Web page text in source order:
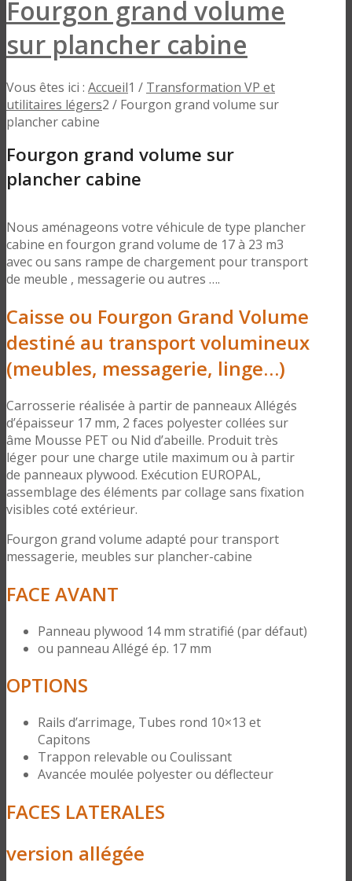
Fourgon grand volume
sur plancher cabine
Vous êtes ici : Accueil1 / Transformation VP et
utilitaires légers2 / Fourgon grand volume sur
plancher cabine
Fourgon grand volume sur
plancher cabine
Nous aménageons votre véhicule de type plancher
cabine en fourgon grand volume de 17 à 23 m3
avec ou sans rampe de chargement pour transport
de meuble , messagerie ou autres ….
Caisse ou Fourgon Grand Volume
destiné au transport volumineux
(meubles, messagerie, linge…)
Carrosserie réalisée à partir de panneaux Allégés
d’épaisseur 17 mm, 2 faces polyester collées sur
âme Mousse PET ou Nid d’abeille. Produit très
léger pour une charge utile maximum ou à partir
de panneaux plywood. Exécution EUROPAL,
assemblage des éléments par collage sans fixation
visibles coté extérieur.
Fourgon grand volume adapté pour transport
messagerie, meubles sur plancher-cabine
FACE AVANT
Panneau plywood 14 mm stratifié (par défaut)
ou panneau Allégé ép. 17 mm
OPTIONS
Rails d’arrimage, Tubes rond 10×13 et
Capitons
Trappon relevable ou Coulissant
Avancée moulée polyester ou déflecteur
FACES LATERALES
version allégée